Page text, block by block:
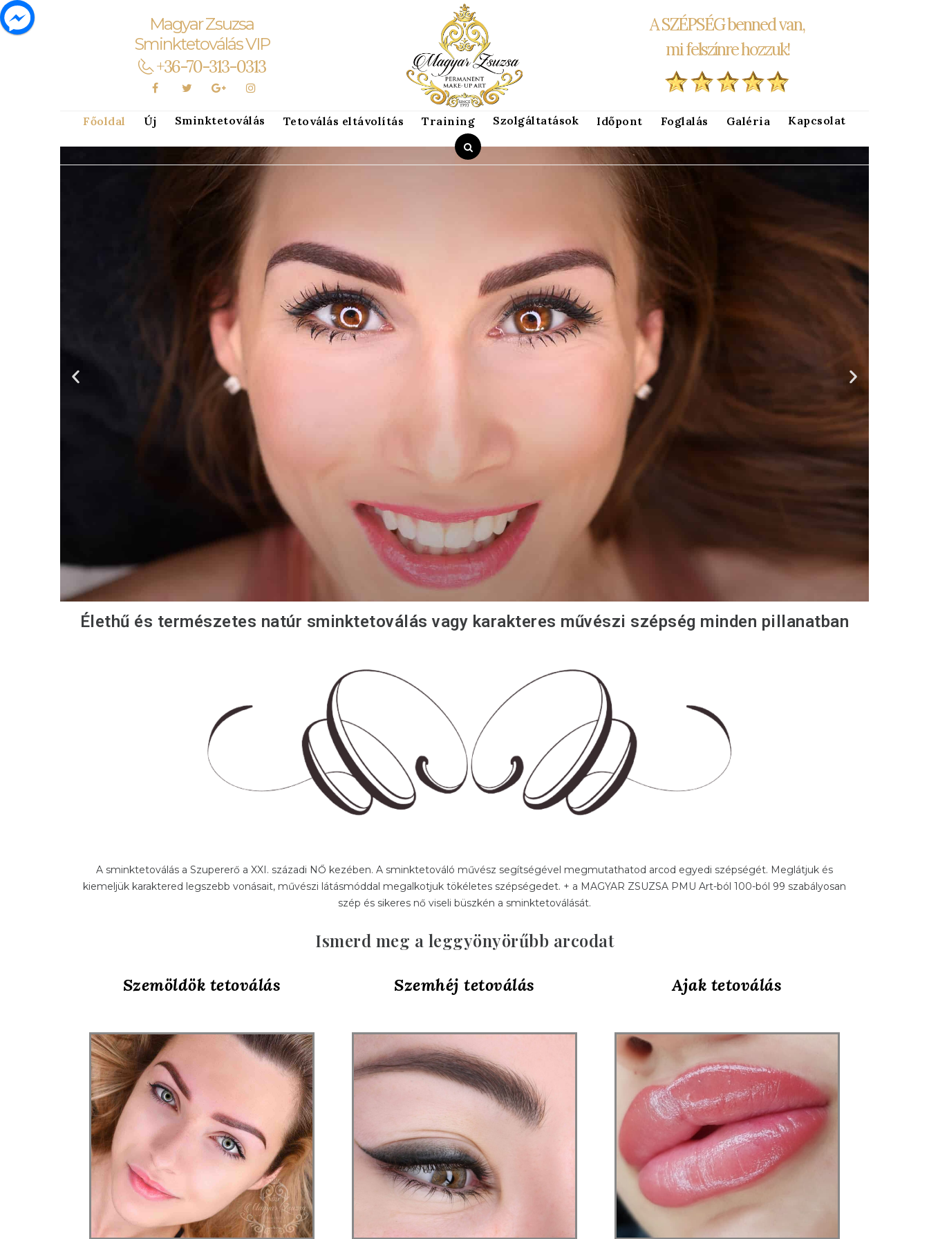
Magyar Zsuzsa
Sminktetoválás VIP
+36-70-313-0313
A SZÉPSÉG benned van,
mi felszínre hozzuk!
Főoldal Új Sminktetoválás Tetoválás eltávolítás Training Szolgáltatások Időpont Foglalás Galéria Kapcsolat
Élethű és természetes natúr sminktetoválás vagy karakteres művészi szépség minden pillanatban
A sminktetoválás a Szupererő a XXI. századi NŐ kezében. A sminktetováló művész segítségével megmutathatod arcod egyedi szépségét. Meglátjuk és
kiemeljük karaktered legszebb vonásait, művészi látásmóddal megalkotjuk tökéletes szépségedet. + a MAGYAR ZSUZSA PMU Art-ból 100-ból 99 szabályosan
szép és sikeres nő viseli büszkén a sminktetoválását.
Ismerd meg a leggyönyörűbb arcodat
Szemöldök tetoválás Szemhéj tetoválás Ajak tetoválás